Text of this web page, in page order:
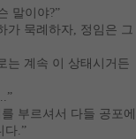
말이야?”
가 묵례하자, 정임은 그
는 계속 이 상태시거든
.”
부르셔서 다들 공포에
다.”